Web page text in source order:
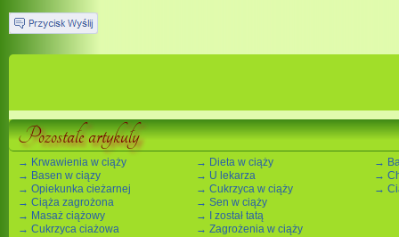
Pozostałe artykuły
→ Krwawienia w ciąży
→ Basen w ciązy
→ Opiekunka cieżarnej
→ Ciąża zagrożona
→ Masaż ciążowy
→ Cukrzyca ciażowa
→ Dieta w ciąży
→ U lekarza
→ Cukrzyca w ciąży
→ Sen w ciąży
→ I został tatą
→ Zagrożenia w ciąży
→
→
→